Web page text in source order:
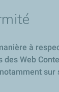
à
des Web
sur